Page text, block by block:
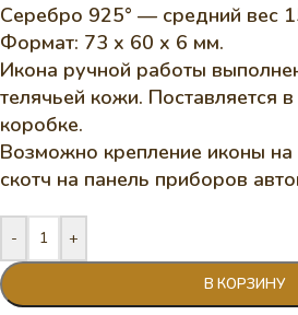
Серебро 925° — средний вес
Формат: 73 x 60 x 6 мм.
Икона ручной работы
телячьей кожи. Поставляется
коробке.
Возможно крепление иконы на
скотч на панель приборов
- +
В КОРЗИНУ